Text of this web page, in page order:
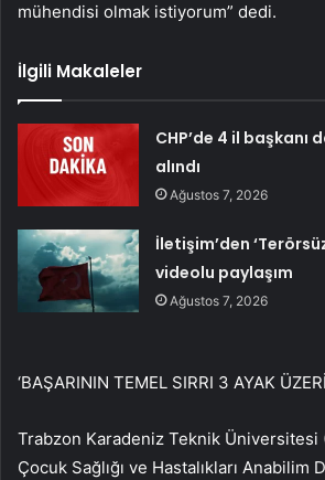
mühendisi olmak istiyorum” dedi.
İlgili Makaleler
CHP’de 4 il başkanı
alındı
Ağustos 7, 2026
İletişim’den
videolu paylaşım
Ağustos 7, 2026
‘BAŞARININ TEMEL SIRRI 3 AYAK
Trabzon Karadeniz Teknik Üniversitesi
Çocuk Sağlığı ve Hastalıkları Anabilim